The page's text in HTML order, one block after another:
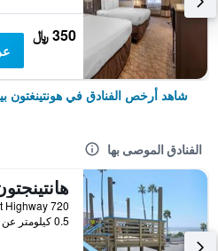
350 ﷼
شاهد أرخص الفنادق في هونتينغتون
الفنادق الموصى بها
0.5 كيلومتر عن وسط المدينة